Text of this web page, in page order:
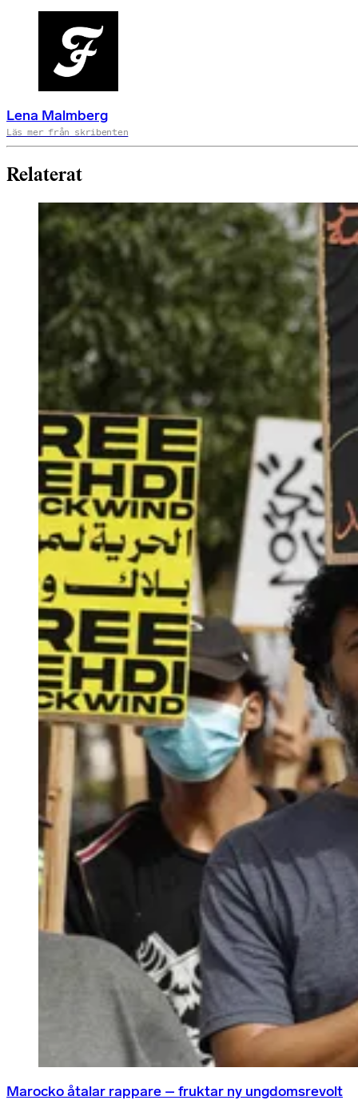
Lena Malmberg
Läs mer från skribenten
Relaterat
Marocko åtalar rappare – fruktar ny ungdomsrevolt